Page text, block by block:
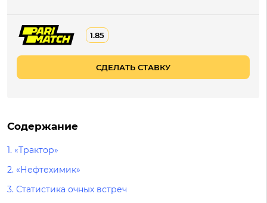
1.85
СДЕЛАТЬ СТАВКУ
Содержание
1. «Трактор»
2. «Нефтехимик»
3. Статистика очных встреч